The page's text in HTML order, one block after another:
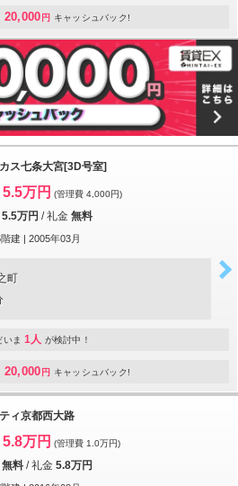
20,000 円 キャッシュバック!
ス七条大宮[3D号室]
5.5万円 (管理費 4,000円)
5.5万円 /礼金 無料
建 | 2005年03月
町
いま 1人 が検討中！
20,000 円 キャッシュバック!
ィ京都西大路
5.8万円 (管理費 1.0万円)
無料 /礼金 5.8万円